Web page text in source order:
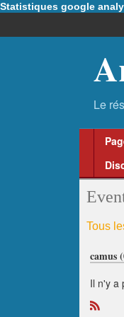
Statistiques google
Tous
camus
Il n'y a